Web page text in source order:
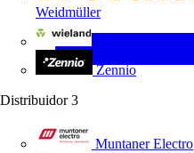
Weidmüller
Zennio
Distribuidor 3
Muntaner Electro